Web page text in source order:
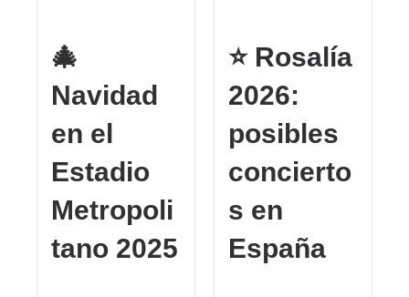
🎄
Navidad
en el
Estadio
Metropoli
tano 2025
⭐ Rosalía
2026:
posibles
concierto
s en
España